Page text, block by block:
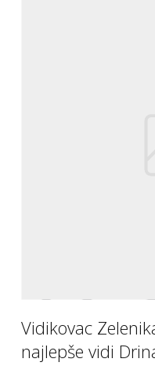
Vidikovac
najlepše vidi